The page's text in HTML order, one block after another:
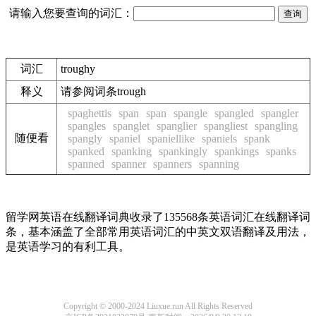
请输入您要查询的词汇：
词汇
troughy
释义
请参阅词条trough
随便看
spaghettis span span spangle spangled
spangler
spangles spanglet spanglier spangliest spangling
spangly spaniel spaniellike spaniels spank
spanked
spanking spankingly spankings spanks
spanned
spanner spanners spanning
留学网英语在线翻译词典收录了135568条英语词汇在线翻译词
条，基本涵盖了全部常用英语词汇的中英文双语翻译及用法，
是英语学习的有利工具。
Copyright © 2000-2024 Liuxue.run All Rights Reserved